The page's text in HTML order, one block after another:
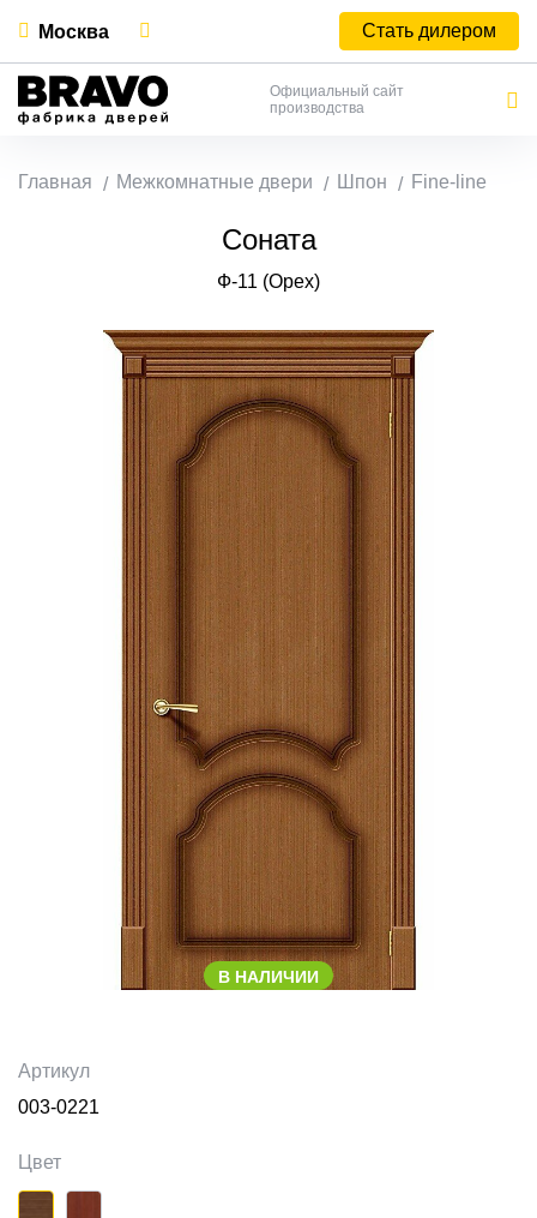
Москва Стать дилером
Официальный сайт
производства
Главная Межкомнатные двери Шпон Fine-line
Соната
Ф-11 (Орех)
В НАЛИЧИИ
Артикул
003-0221
Цвет